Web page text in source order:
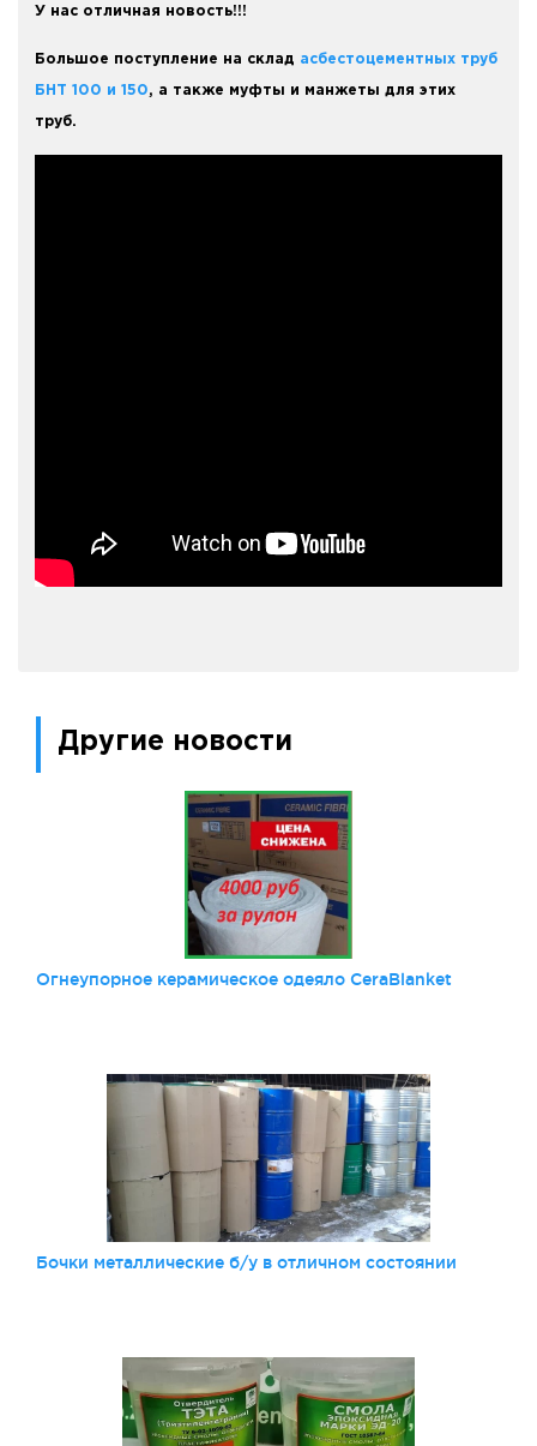
У нас отличная новость!!!
Большое поступление на склад асбестоцементных труб
БНТ 100 и 150, а также муфты и манжеты для этих
труб.
Другие новости
Огнеупорное керамическое одеяло CeraBlanket
Бочки металлические б/у в отличном состоянии